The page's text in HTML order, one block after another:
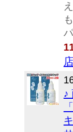
店
♪